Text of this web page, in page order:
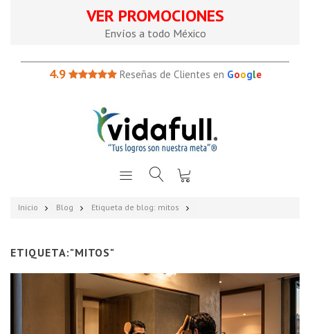
VER PROMOCIONES
Envíos a todo México
4.9 Reseñas de Clientes en Google
Inicio Blog Etiqueta de blog: mitos
ETIQUETA:"MITOS"